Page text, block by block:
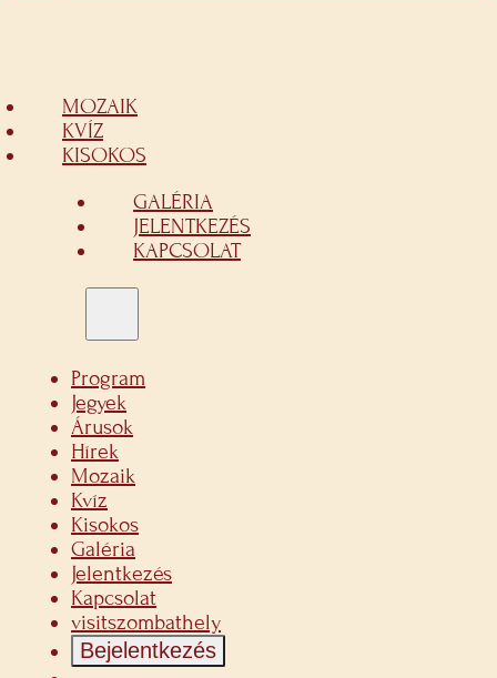
MOZAIK
KVÍZ
KISOKOS
GALÉRIA
JELENTKEZÉS
KAPCSOLAT
Program
Jegyek
Árusok
Hírek
Mozaik
Kvíz
Kisokos
Galéria
Jelentkezés
Kapcsolat
visitszombathely
Bejelentkezés